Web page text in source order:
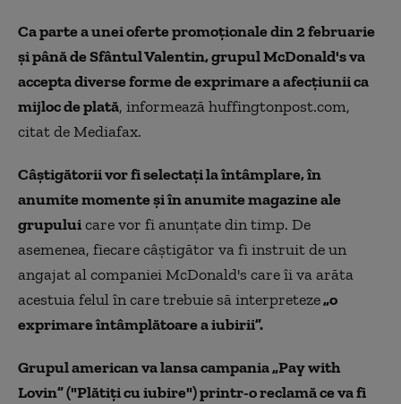
Ca parte a unei oferte promoţionale din 2 februarie
şi până de Sfântul Valentin, grupul McDonald's va
accepta diverse forme de exprimare a afecţiunii ca
mijloc de plată, informează huffingtonpost.com,
citat de Mediafax.
Câştigătorii vor fi selectaţi la întâmplare, în
anumite momente şi în anumite magazine ale
grupuluicare vor fi anunţate din timp. De
asemenea, fiecare câştigător va fi instruit de un
angajat al companiei McDonald's care îi va arăta
acestuia felul în care trebuie să interpreteze„o
exprimare întâmplătoare a iubirii”.
Grupul american va lansa campania „Pay with
Lovin” ("Plătiţi cu iubire") printr-o reclamă ce va fi